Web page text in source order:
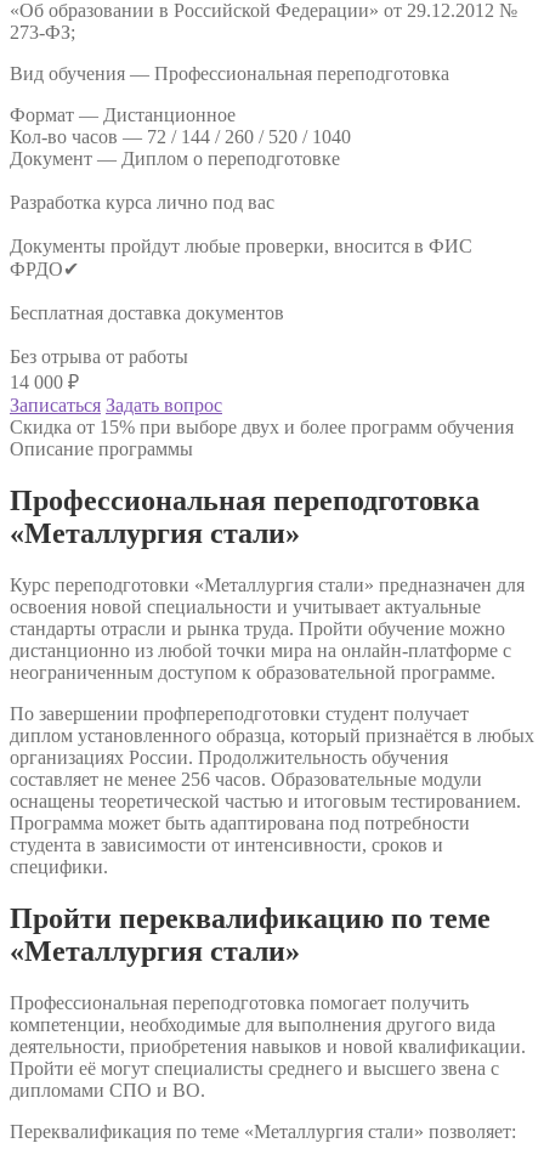
«Об образовании в Российской Федерации» от 29.12.2012 №
273-ФЗ;
Вид обучения — Профессиональная переподготовка
Формат — Дистанционное
Кол-во часов — 72 / 144 / 260 / 520 / 1040
Документ — Диплом о переподготовке
Разработка курса лично под вас
Документы пройдут любые проверки, вносится в ФИС
ФРДО✔
Бесплатная доставка документов
Без отрыва от работы
14 000 ₽
Записаться Задать вопрос
Скидка от 15% при выборе двух и более программ обучения
Описание программы
Профессиональная переподготовка
«Металлургия стали»
Курс переподготовки «Металлургия стали» предназначен для
освоения новой специальности и учитывает актуальные
стандарты отрасли и рынка труда. Пройти обучение можно
дистанционно из любой точки мира на онлайн-платформе с
неограниченным доступом к образовательной программе.
По завершении профпереподготовки студент получает
диплом установленного образца, который признаётся в любых
организациях России. Продолжительность обучения
составляет не менее 256 часов. Образовательные модули
оснащены теоретической частью и итоговым тестированием.
Программа может быть адаптирована под потребности
студента в зависимости от интенсивности, сроков и
специфики.
Пройти переквалификацию по теме
«Металлургия стали»
Профессиональная переподготовка помогает получить
компетенции, необходимые для выполнения другого вида
деятельности, приобретения навыков и новой квалификации.
Пройти её могут специалисты среднего и высшего звена с
дипломами СПО и ВО.
Переквалификация по теме «Металлургия стали» позволяет: